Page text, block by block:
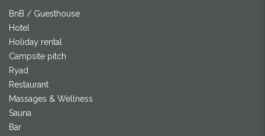
BnB / Guesthouse
Hotel
Holiday rental
Campsite pitch
Ryad
Restaurant
Massages & Wellness
Sauna
Bar